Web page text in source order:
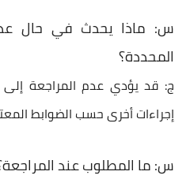
س: ماذا يحدث في حال
المحددة؟
ج: قد يؤدي عدم المراجعة إلى
إجراءات أخرى حسب الضوابط
س: ما المطلوب عند